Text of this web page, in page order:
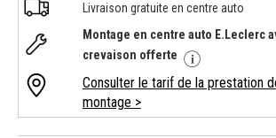
Livraison gratuite en centre auto
Montage en centre auto E.Leclerc
crevaison offerte
Consulter le tarif de la prestation
montage >